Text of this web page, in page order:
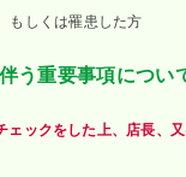
もしくは罹患した方
う重要事項につい
ェックをした上、店長、